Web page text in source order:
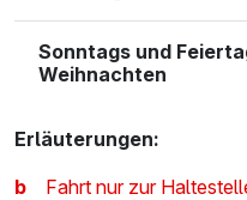
Sonntags und
Weihnachten
Erläuterungen:
b
Fahrt nur zur